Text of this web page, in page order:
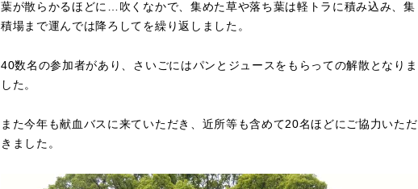
葉が散らかるほどに…吹くなかで、集めた草や落ち葉は軽トラに積み込み、集
積場まで運んでは降ろしてを繰り返しました。
40数名の参加者があり、さいごにはパンとジュースをもらっての解散となりま
した。
また今年も献血バスに来ていただき、近所等も含めて20名ほどにご協力いただ
きました。